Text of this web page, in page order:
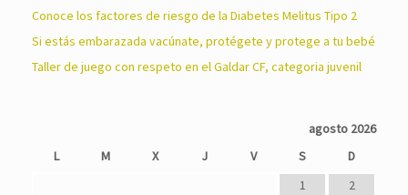
Conoce los factores de riesgo de la Diabetes Melitus Tipo 2
Si estás embarazada vacúnate, protégete y protege a tu bebé
Taller de juego con respeto en el Galdar CF, categoria juvenil
agosto 2026
L
M X J V S
D
1
2